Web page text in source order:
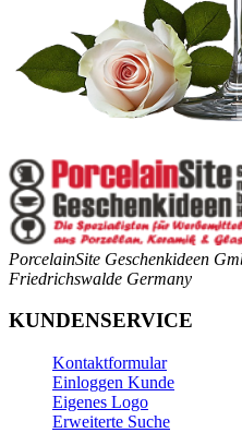
PorcelainSite Geschenkideen
Friedrichswalde Germany
KUNDENSERVICE
Kontaktformular
Einloggen Kunde
Eigenes Logo
Erweiterte Suche